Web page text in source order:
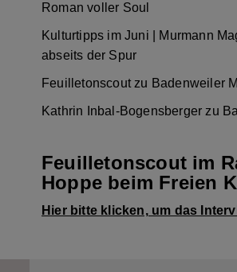
Roman voller Soul
Kulturtipps im Juni | Murmann
abseits der Spur
Feuilletonscoutzu Badenweiler
Kathrin Inbal-Bogensberger zu
Feuilletonscout im
Hoppe beim Freien
Hier bitte klicken, um das